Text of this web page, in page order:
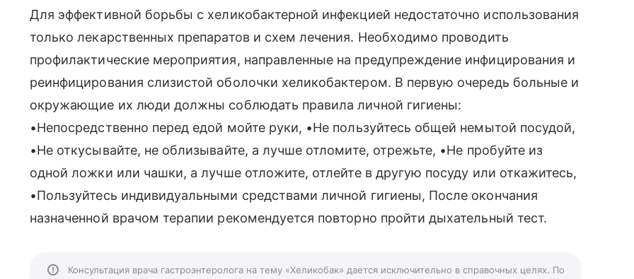
Для эффективной борьбы с хеликобактерной инфекцией недостаточно использования
только лекарственных препаратов и схем лечения. Необходимо проводить
профилактические мероприятия, направленные на предупреждение инфицирования и
реинфицирования слизистой оболочки хеликобактером. В первую очередь больные и
окружающие их люди должны соблюдать правила личной гигиены:
•Непосредственно перед едой мойте руки, •Не пользуйтесь общей немытой посудой,
•Не откусывайте, не облизывайте, а лучше отломите, отрежьте, •Не пробуйте из
одной ложки или чашки, а лучше отложите, отлейте в другую посуду или откажитесь,
•Пользуйтесь индивидуальными средствами личной гигиены, После окончания
назначенной врачом терапии рекомендуется повторно пройти дыхательный тест.
Консультация врача гастроэнтеролога на тему «Хеликобак» дается исключительно в справочных целях. По